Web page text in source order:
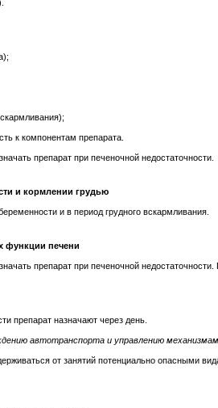
к компонентам препарата.
препарат при печеночной недостаточности.
и кормлении грудью
и в период грудного вскармливания.
функции печени
препарат при печеночной
препарат назначают через день.
автотранспорта и управлению
от занятий потенциально опасными